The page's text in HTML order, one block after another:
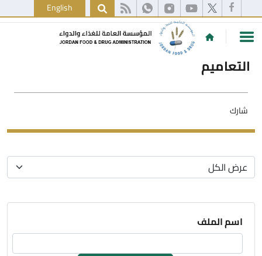
English
التعاميم
شارك
اسم الملف